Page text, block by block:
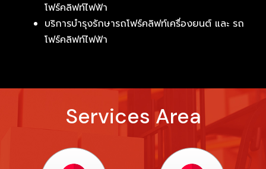
โฟร์คลิฟท์ไฟฟ้า
บริการบำรุงรักษารถโฟร์คลิฟท์เครื่องยนต์ และ รถ
โฟร์คลิฟท์ไฟฟ้า
Services Area